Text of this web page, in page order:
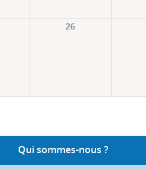
26
Qui sommes-nous ?